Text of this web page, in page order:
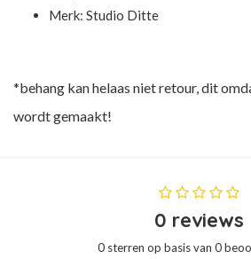
Merk: Studio Ditte
*behang kan helaas niet retour, dit
wordt gemaakt!
0 reviews
0 sterren op basis van 0